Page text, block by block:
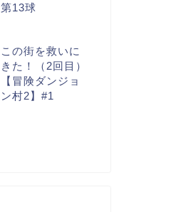
第13球
この街を救いに
きた！（2回目）
【冒険ダンジョ
ン村2】#1